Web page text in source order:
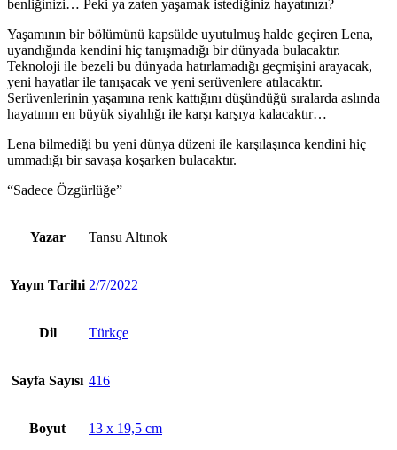
benliğinizi… Peki ya zaten yaşamak istediğiniz hayatınızı?
Yaşamının bir bölümünü kapsülde uyutulmuş halde geçiren Lena,
uyandığında kendini hiç tanışmadığı bir dünyada bulacaktır.
Teknoloji ile bezeli bu dünyada hatırlamadığı geçmişini arayacak,
yeni hayatlar ile tanışacak ve yeni serüvenlere atılacaktır.
Serüvenlerinin yaşamına renk kattığını düşündüğü sıralarda aslında
hayatının en büyük siyahlığı ile karşı karşıya kalacaktır…
Lena bilmediği bu yeni dünya düzeni ile karşılaşınca kendini hiç
ummadığı bir savaşa koşarken bulacaktır.
“Sadece Özgürlüğe”
Yazar Tansu Altınok
Yayın Tarihi 2/7/2022
Dil Türkçe
Sayfa Sayısı 416
Boyut 13 x 19,5 cm